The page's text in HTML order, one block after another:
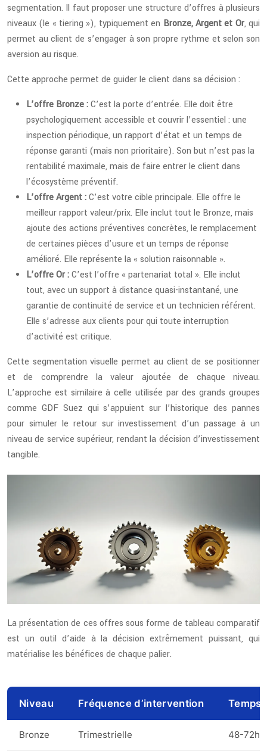
segmentation. Il faut proposer une structure d’offres à plusieurs
niveaux (le « tiering »), typiquement en Bronze, Argent et Or, qui
permet au client de s’engager à son propre rythme et selon son
aversion au risque.
Cette approche permet de guider le client dans sa décision :
L’offre Bronze :C’est la porte d’entrée. Elle doit être
psychologiquement accessible et couvrir l’essentiel : une
inspection périodique, un rapport d’état et un temps de
réponse garanti (mais non prioritaire). Son but n’est pas la
rentabilité maximale, mais de faire entrer le client dans
l’écosystème préventif.
L’offre Argent :C’est votre cible principale. Elle offre le
meilleur rapport valeur/prix. Elle inclut tout le Bronze, mais
ajoute des actions préventives concrètes, le remplacement
de certaines pièces d’usure et un temps de réponse
amélioré. Elle représente la « solution raisonnable ».
L’offre Or :C’est l’offre « partenariat total ». Elle inclut
tout, avec un support à distance quasi-instantané, une
garantie de continuité de service et un technicien référent.
Elle s’adresse aux clients pour qui toute interruption
d’activité est critique.
Cette segmentation visuelle permet au client de se positionner
et de comprendre la valeur ajoutée de chaque niveau.
L’approche est similaire à celle utilisée par des grands groupes
comme GDF Suez qui s’appuient sur l’historique des pannes
pour simuler le retour sur investissement d’un passage à un
niveau de service supérieur, rendant la décision d’investissement
tangible.
La présentation de ces offres sous forme de tableau comparatif
est un outil d’aide à la décision extrêmement puissant, qui
matérialise les bénéfices de chaque palier.
Niveau Fréquence d’intervention Temps
Bronze Trimestrielle 48-72h